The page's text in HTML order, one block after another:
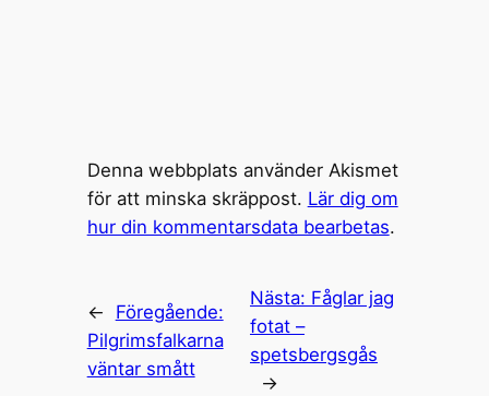
Denna webbplats använder Akismet
för att minska skräppost. Lär dig om
hur din kommentarsdata bearbetas.
←
Föregående:
Pilgrimsfalkarna
väntar smått
Nästa: Fåglar jag
fotat –
spetsbergsgås
→